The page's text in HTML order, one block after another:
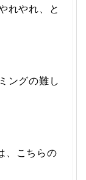
れやれ、と
ングの難し
、こちらの